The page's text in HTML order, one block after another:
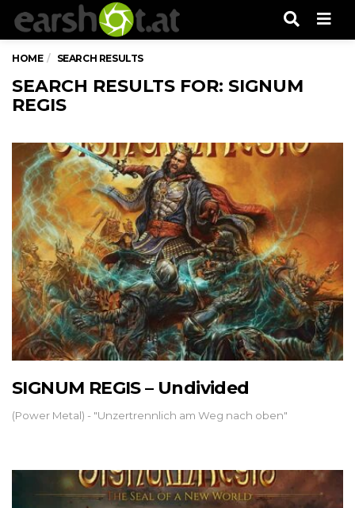
HOME SEARCH RESULTS
SEARCH RESULTS FOR: SIGNUM
REGIS
SIGNUM REGIS – Undivided
(Power Metal) - "Unzertrennlich am Weg nach oben"